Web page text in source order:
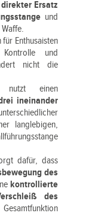
direkter Ersatz
und
Enthusaisten
und
nicht die
nutzt einen
ineinander
langlebigen,
dafür, dass
des
kontrollierte
des